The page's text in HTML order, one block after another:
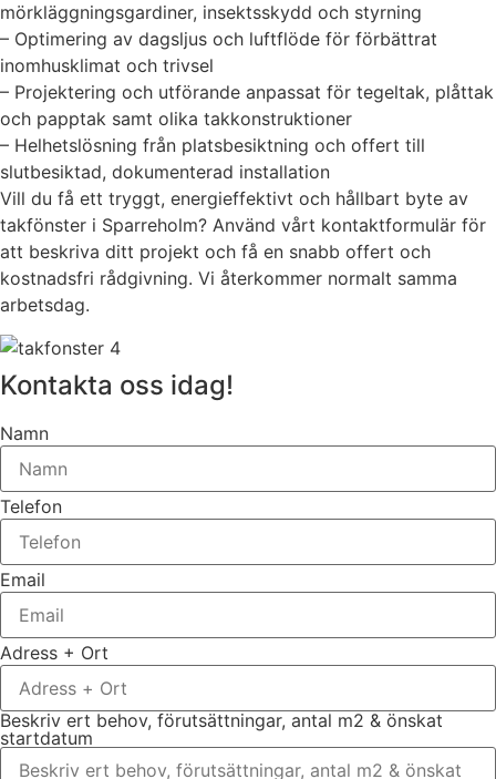
mörkläggningsgardiner, insektsskydd och styrning
– Optimering av dagsljus och luftflöde för förbättrat
inomhusklimat och trivsel
– Projektering och utförande anpassat för tegeltak, plåttak
och papptak samt olika takkonstruktioner
– Helhetslösning från platsbesiktning och offert till
slutbesiktad, dokumenterad installation
Vill du få ett tryggt, energieffektivt och hållbart byte av
takfönster i Sparreholm? Använd vårt kontaktformulär för
att beskriva ditt projekt och få en snabb offert och
kostnadsfri rådgivning. Vi återkommer normalt samma
arbetsdag.
Kontakta oss idag!
Namn
Telefon
Email
Adress + Ort
Beskriv ert behov, förutsättningar, antal m2 & önskat
startdatum